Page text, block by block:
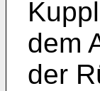
dem
der